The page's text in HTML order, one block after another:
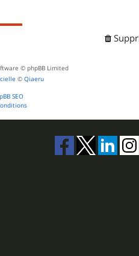
© phpBB Limited
© Qiaeru
SEO